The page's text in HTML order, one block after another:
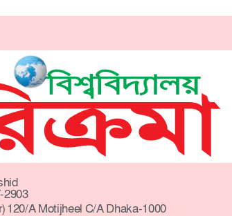
2903
120/A Motijheel C/A Dhaka-1000